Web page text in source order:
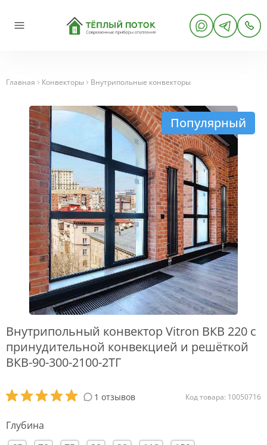
Главная Конвекторы Внутрипольные конвекторы
Популярный
Внутрипольный конвектор Vitron ВКВ 220 с
принудительной конвекцией и решёткой
ВКВ-90-300-2100-2ТГ
1 отзывов Код товара: 10050716
Глубина